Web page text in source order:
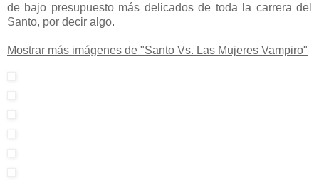
de bajo presupuesto más delicados de toda la carrera del
Santo, por decir algo.
Mostrar más imágenes de "Santo Vs. Las Mujeres Vampiro"